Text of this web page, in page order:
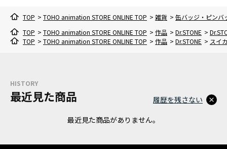
TOP > TOHO animation STORE ONLINE TOP > 雑貨 > 缶バッジ・ピンバ
TOP > TOHO animation STORE ONLINE TOP > 作品 > Dr.STONE >
TOP > TOHO animation STORE ONLINE TOP > 作品 > Dr.STONE > スイ
HISTORY
最近見た商品
最近見た商品がありません。
履歴を残さない